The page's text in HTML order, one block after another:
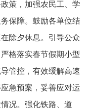
策，加强农民工、学
保障。鼓励各单位结
除夕休息。引导公众
格落实春节假期小型
管控，有效缓解高速
急预案，妥善应对运
况。强化铁路、道